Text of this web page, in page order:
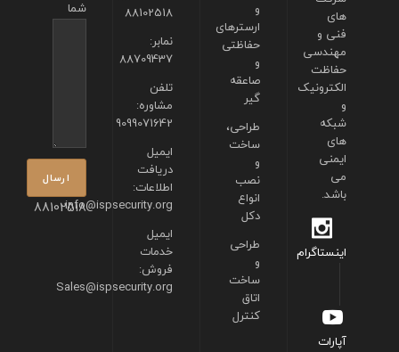
شما
88102518
88102518
نمابر:
88709437
تلفن
مشاوره:
9099071642
ایمیل
دریافت
اطلاعات:
info@ispsecurity.org
ایمیل
خدمات
فروش:
Sales@ispsecurity.org
و
ارسترهای
حفاظتی
و
صاعقه
گیر
طراحی،
ساخت
و
نصب
انواع
دکل
طراحی
و
ساخت
اتاق
کنترل
های
فنی و
مهندسی
حفاظت
الکترونیک
و
شبکه
های
ایمنی
می
باشد.
اینستاگرام
آپارات